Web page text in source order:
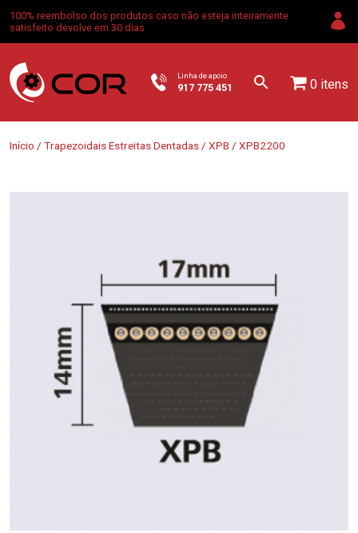
100% reembolso dos produtos caso não esteja inteiramente
satisfeito devolve em 30 dias
Linha de apoio
917 775 451 0 itens
Início / Trapezoidais Estreitas Dentadas / XPB / XPB2200